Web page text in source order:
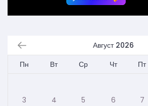
Август 2026
Пн
Вт Ср Чт Пт
3
4 5 6 7